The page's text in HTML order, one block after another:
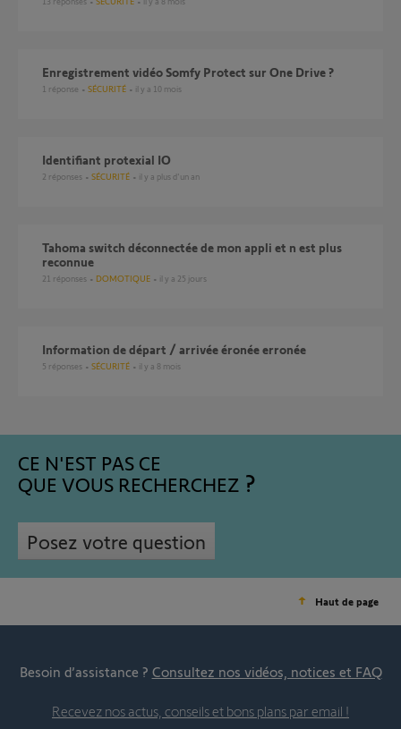
Enregistrement vidéo Somfy Protect sur One Drive ?
1 réponse SÉCURITÉ il y a 10 mois
identifiant protexial IO
2 réponses SÉCURITÉ il y a plus d'un an
Tahoma switch déconnectée de mon appli et n est plus
reconnue
21 réponses DOMOTIQUE il y a 25 jours
Information de départ / arrivée éronée erronée
5 réponses SÉCURITÉ il y a 8 mois
CE N'EST PAS CE
QUE VOUS RECHERCHEZ
Posez votre question
Haut de page
Besoin d’assistance ? Consultez nos vidéos, notices et FAQ
Recevez nos actus, conseils et bons plans par email !